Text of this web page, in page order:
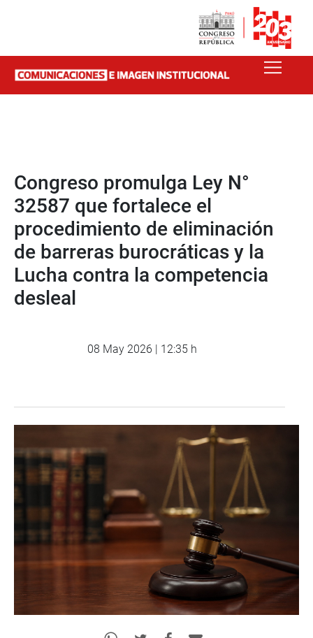
Congreso promulga Ley N°
32587 que fortalece el
procedimiento de eliminación
de barreras burocráticas y la
Lucha contra la competencia
desleal
08 May 2026 | 12:35 h